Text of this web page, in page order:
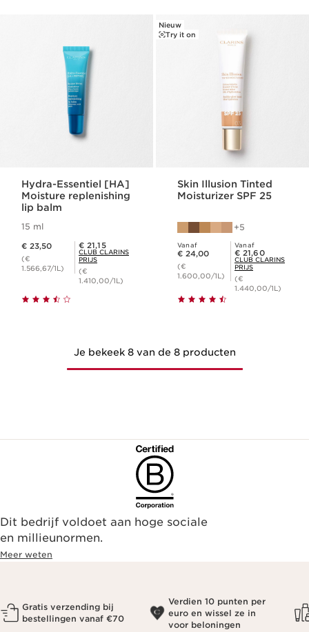
Hydra-Essentiel [HA]
Moisture replenishing
lip balm
15 ml
€ 23,50
(€
1.566,67/1L)
Club Clarins Prijs € 21,15
€ 21,15
CLUB CLARINS
PRIJS
(€
1.410,00/1L)
Nieuw
Try it on
Skin Illusion Tinted
Moisturizer SPF 25
5
Vanaf
Dit is nu de prijs € 24,00
€ 24,00
(€
1.600,00/1L)
Vanaf
Club Clarins Prijs € 21,60
€ 21,60
CLUB CLARINS
PRIJS
(€
1.440,00/1L)
Je bekeek 8 van de 8 producten
Dit bedrijf voldoet aan hoge sociale
en millieunormen.
Meer weten
Gratis verzending bij
bestellingen vanaf €70
Verdien 10 punten per
euro en wissel ze in
voor beloningen